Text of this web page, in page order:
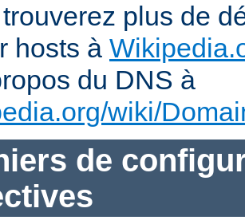
plus de
hosts à
du DNS à
wiki/
de